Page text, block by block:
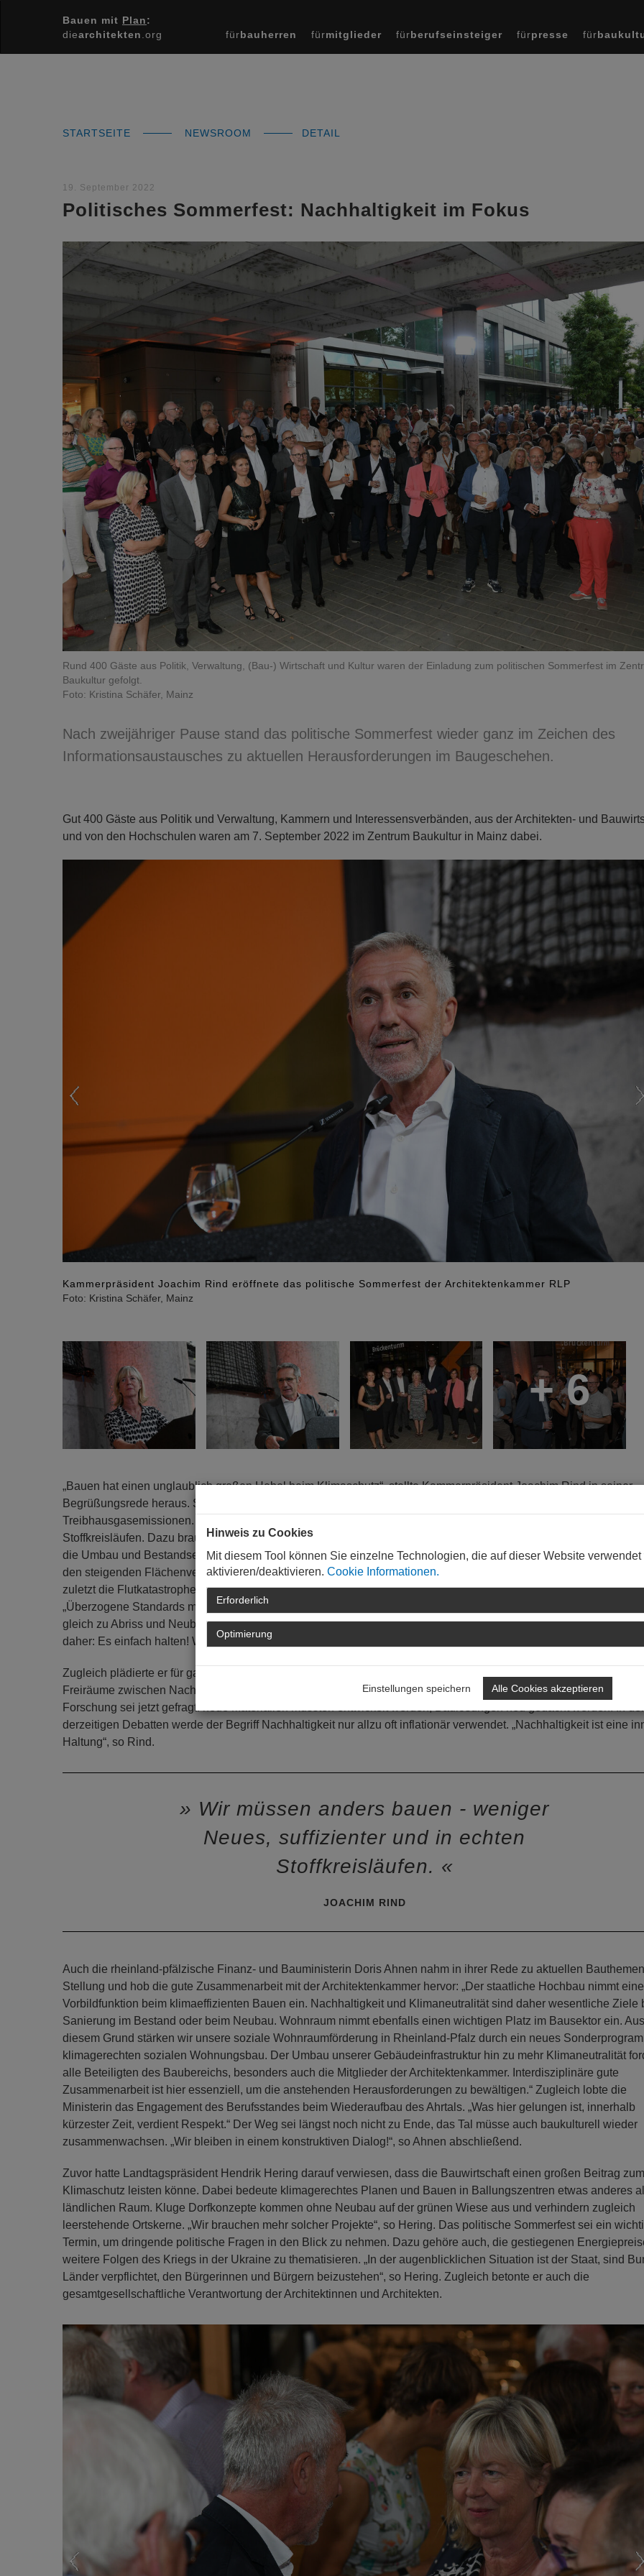
Bauen mit Plan:
diearchitekten .org fürbauherren fürmitglieder fürberufseinsteiger fürpresse für
STARTSEITE NEWSROOM DETAIL
19. September 2022
Politisches Sommerfest: Nachhaltigkeit im Fokus
Rund 400 Gäste aus Politik, Verwaltung, (Bau-) Wirtschaft und Kultur waren der Einladung zum politischen Sommerfest im
Baukultur gefolgt.
Foto: Kristina Schäfer, Mainz
Nach zweijähriger Pause stand das politische Sommerfest wieder ganz im Zeichen des
Informationsaustausches zu aktuellen Herausforderungen im Baugeschehen.
Gut 400 Gäste aus Politik und Verwaltung, Kammern und Interessensverbänden, aus der Architekten- und
und von den Hochschulen waren am 7. September 2022 im Zentrum Baukultur in Mainz dabei.
Kammerpräsident Joachim Rind eröffnete das politische Sommerfest der Architektenkammer RLP
Foto: Kristina Schäfer, Mainz
Previous
+ 6
„Bauen hat einen unglaublich großen Hebel beim Klimaschutz“, stellte Kammerpräsident Joachim Rind in seiner
Begrüßungsrede heraus. Schließlich gingen aufs Baukonto mehr als die Hälfte des Abfalls sowie rund 40 Prozent
Treibhausgasemissionen. Sein Fazit: „Wir müssen anders bauen – am besten weniger Neues, suffizienter und in
Stoffkreisläufen. Dazu brauchen wir den öffentlichen Bauherren als Vorreiter und vor allem eine neue
die Umbau und Bestandserhalt privilegiert.“ Eine kluge Sanierung müsse immer Vorrang vor Neubau haben, auch
den steigenden Flächenverbrauch zu reduzieren. Wie verheerend die Folgen des Klimawandels sein können,
zuletzt die Flutkatastrophe im Ahrtal vergangenen Jahres gezeigt. Aus Perspektive des Berufsstandes sei wichtig:
„Überzogene Standards müssen fallen. Unser Perfektionismus verhindert oft Verbesserungen im Bestand oder führt
gleich zu Abriss und Neubau, weil Sanierung als unwirtschaftlich gilt. Das ist nicht mehr zeitgemäß.“ Sein Credo
daher: Es einfach halten! Weniger Vorschriften, weniger Politik. Kurz: weniger Bürokratie.
Zugleich plädierte er für ganzheitliche Planungs- und Baumaßnahmen, die auch die Gestaltung der öffentlichen
Freiräume zwischen Nachverdichten und bewusstem Freilassen in den Blick nimmt. Auch die Produkt- und
Forschung sei jetzt gefragt: neue Materialien müssten entwickelt werden, Baulösungen neu gedacht werden. In
derzeitigen Debatten werde der Begriff Nachhaltigkeit nur allzu oft inflationär verwendet. „Nachhaltigkeit ist eine
Haltung“, so Rind.
Wir müssen anders bauen - weniger
Neues, suffizienter und in echten
Stoffkreisläufen.
JOACHIM RIND
Auch die rheinland-pfälzische Finanz- und Bauministerin Doris Ahnen nahm in ihrer Rede zu aktuellen Bauthemen
Stellung und hob die gute Zusammenarbeit mit der Architektenkammer hervor: „Der staatliche Hochbau nimmt eine
Vorbildfunktion beim klimaeffizienten Bauen ein. Nachhaltigkeit und Klimaneutralität sind daher wesentliche Ziele
Sanierung im Bestand oder beim Neubau. Wohnraum nimmt ebenfalls einen wichtigen Platz im Bausektor ein. Aus
diesem Grund stärken wir unsere soziale Wohnraumförderung in Rheinland-Pfalz durch ein neues
klimagerechten sozialen Wohnungsbau. Der Umbau unserer Gebäudeinfrastruktur hin zu mehr Klimaneutralität
alle Beteiligten des Baubereichs, besonders auch die Mitglieder der Architektenkammer. Interdisziplinäre gute
Zusammenarbeit ist hier essenziell, um die anstehenden Herausforderungen zu bewältigen.“ Zugleich lobte die
Ministerin das Engagement des Berufsstandes beim Wiederaufbau des Ahrtals. „Was hier gelungen ist, innerhalb
kürzester Zeit, verdient Respekt.“ Der Weg sei längst noch nicht zu Ende, das Tal müsse auch baukulturell wieder
zusammenwachsen. „Wir bleiben in einem konstruktiven Dialog!“, so Ahnen abschließend.
Zuvor hatte Landtagspräsident Hendrik Hering darauf verwiesen, dass die Bauwirtschaft einen großen Beitrag zum
Klimaschutz leisten könne. Dabei bedeute klimagerechtes Planen und Bauen in Ballungszentren etwas anderes
ländlichen Raum. Kluge Dorfkonzepte kommen ohne Neubau auf der grünen Wiese aus und verhindern zugleich
leerstehende Ortskerne. „Wir brauchen mehr solcher Projekte“, so Hering. Das politische Sommerfest sei ein
Termin, um dringende politische Fragen in den Blick zu nehmen. Dazu gehöre auch, die gestiegenen
weitere Folgen des Kriegs in der Ukraine zu thematisieren. „In der augenblicklichen Situation ist der Staat, sind
Länder verpflichtet, den Bürgerinnen und Bürgern beizustehen“, so Hering. Zugleich betonte er auch die
gesamtgesellschaftliche Verantwortung der Architektinnen und Architekten.
Previous
Hinweis zu Cookies
Mit diesem Tool können Sie einzelne Technologien, die auf dieser Website verwendet
aktivieren/deaktivieren. Cookie Informationen.
Erforderlich
Optimierung
Einstellungen speichern Alle Cookies akzeptieren